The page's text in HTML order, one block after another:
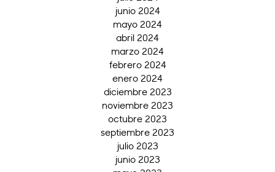
junio 2024
mayo 2024
abril 2024
marzo 2024
febrero 2024
enero 2024
diciembre 2023
noviembre 2023
octubre 2023
septiembre 2023
julio 2023
junio 2023